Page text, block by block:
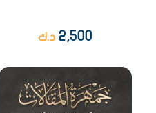
2,500 د.ك